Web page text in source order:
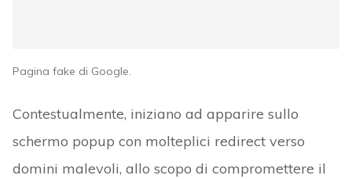
Pagina fake di Google.
Contestualmente, iniziano ad apparire sullo
schermo popup con molteplici redirect verso
domini malevoli, allo scopo di compromettere il